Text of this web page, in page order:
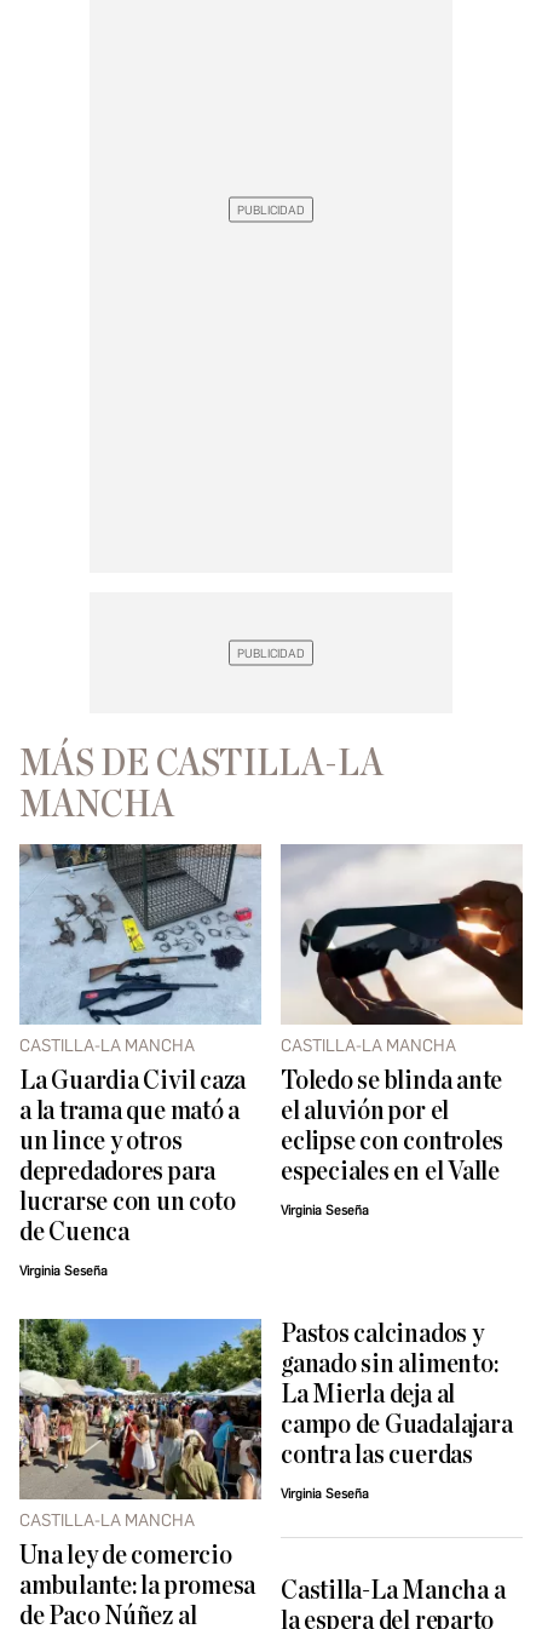
MÁS DE CASTILLA-LA
MANCHA
CASTILLA-LA MANCHA
La Guardia Civil caza
a la trama que mató a
un lince y otros
depredadores para
lucrarse con un coto
de Cuenca
Virginia Seseña
CASTILLA-LA MANCHA
Toledo se blinda ante
el aluvión por el
eclipse con controles
especiales en el Valle
Virginia Seseña
CASTILLA-LA MANCHA
Una ley de comercio
ambulante: la promesa
de Paco Núñez al
Pastos calcinados y
ganado sin alimento:
La Mierla deja al
campo de Guadalajara
contra las cuerdas
Virginia Seseña
Castilla-La Mancha a
la espera del reparto